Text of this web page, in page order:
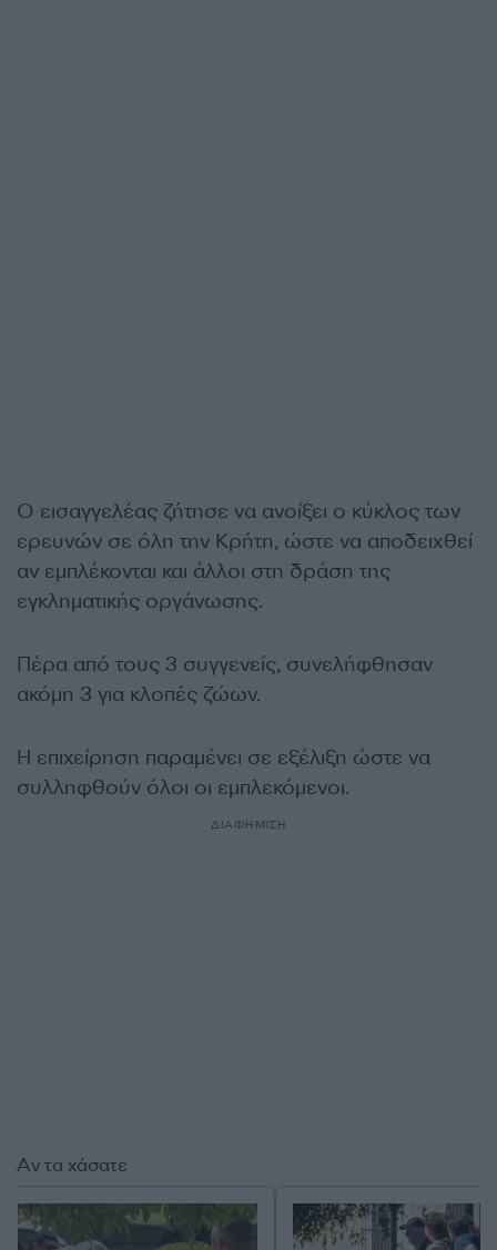
Ο εισαγγελέας ζήτησε να ανοίξει ο κύκλος των
ερευνών σε όλη την Κρήτη, ώστε να αποδειχθεί
αν εμπλέκονται και άλλοι στη δράση της
εγκληματικής οργάνωσης.
Πέρα από τους 3 συγγενείς, συνελήφθησαν
ακόμη 3 για κλοπές ζώων.
Η επιχείρηση παραμένει σε εξέλιξη ώστε να
συλληφθούν όλοι οι εμπλεκόμενοι.
ΔΙΑΦΗΜΙΣΗ
Αν τα χάσατε